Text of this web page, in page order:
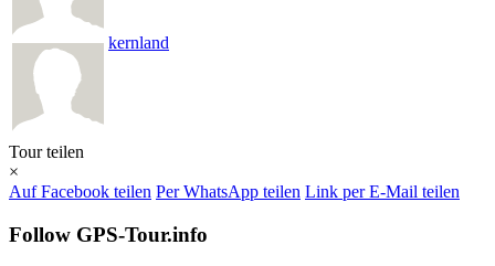
kernland
Tour teilen
×
Auf Facebook teilen Per WhatsApp teilen Link per E-Mail teilen
Follow GPS-Tour.info